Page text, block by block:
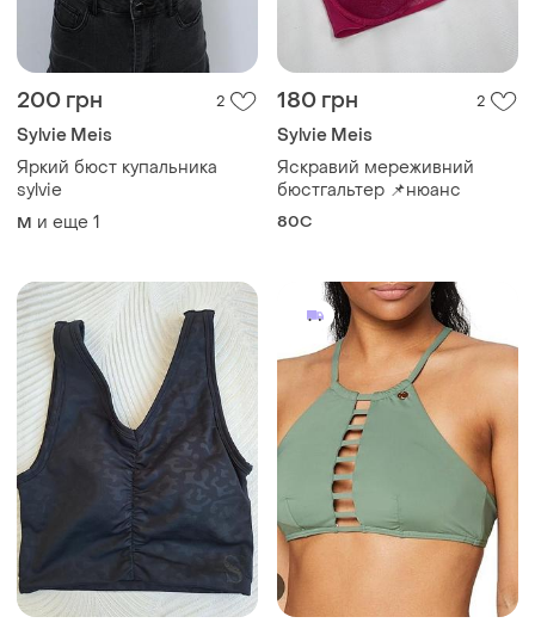
200 грн 2
Sylvie Meis
Яркий бюст купальника
sylvie
M и еще 1
180 грн 2
Sylvie Meis
Яскравий мереживний
бюстгальтер 📌нюанс
80C